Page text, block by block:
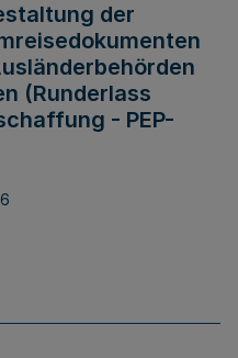
der
(Runderlass
- PEP-